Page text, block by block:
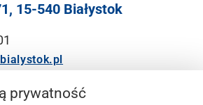
15-540 Białystok
prywatność